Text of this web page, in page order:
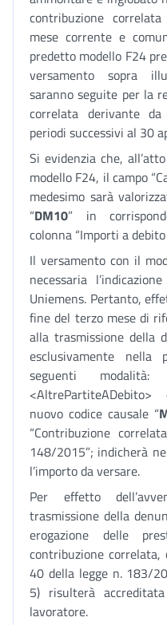
contribuzione
mese corrente e
predetto modello F24
versamento sopra
saranno seguite per la
correlata derivante
periodi successivi al 30
Si evidenzia che,
modello F24, il campo
medesimo sarà
“DM10” in
colonna “Importi a
Il versamento con il
necessaria
Uniemens. Pertanto,
fine del terzo mese di
alla trasmissione della
esclusivamente nella
seguenti modalità:
nuovo codice causale “
“Contribuzione
148/2015”; indicherà
l’importo da versare.
Per effetto
trasmissione della
erogazione delle
contribuzione correlata,
40 della legge n. 183/
5) risulterà
lavoratore.